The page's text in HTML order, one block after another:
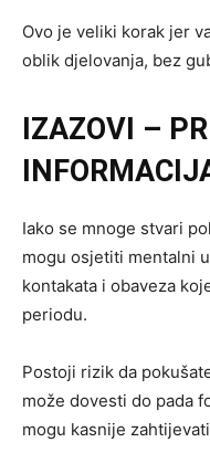
Ovo je veliki korak jer
oblik djelovanja, bez
IZAZOVI –
Iako se mnoge stvari
mogu osjetiti mentalni
kontakata i obaveza
periodu.
Postoji rizik da
može dovesti do pada
mogu kasnije